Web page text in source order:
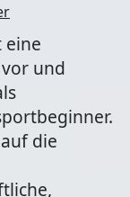
eine
und
die